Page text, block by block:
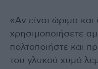
«Αν είναι ώριμα
χρησιμοποιήσετε
πολτοποιήστε και
του γλυκού χυμό